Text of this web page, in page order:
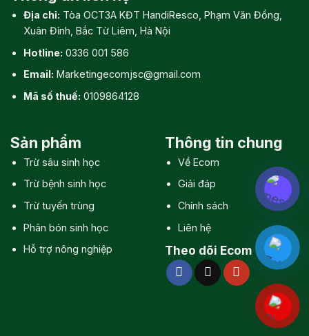
Địa chỉ: Tòa OCT3A KĐT HandiResco, Phạm Văn Đồng,
Xuân Đỉnh, Bắc Từ Liêm, Hà Nội
Hotline: 0336 001 586
Email: Marketingecomjsc@gmail.com
Mã số thuế: 0109864128
Sản phẩm
Trừ sâu sinh học
Trừ bệnh sinh học
Trừ tuyến trùng
Phân bón sinh học
Hỗ trợ nông nghiệp
Thông tin chung
Về Ecom
Giải đáp
Chính sách
Liên hệ
Theo dõi Ecom